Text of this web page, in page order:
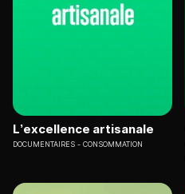
L’excellence artisanale
DOCUMENTAIRES CONSOMMATION